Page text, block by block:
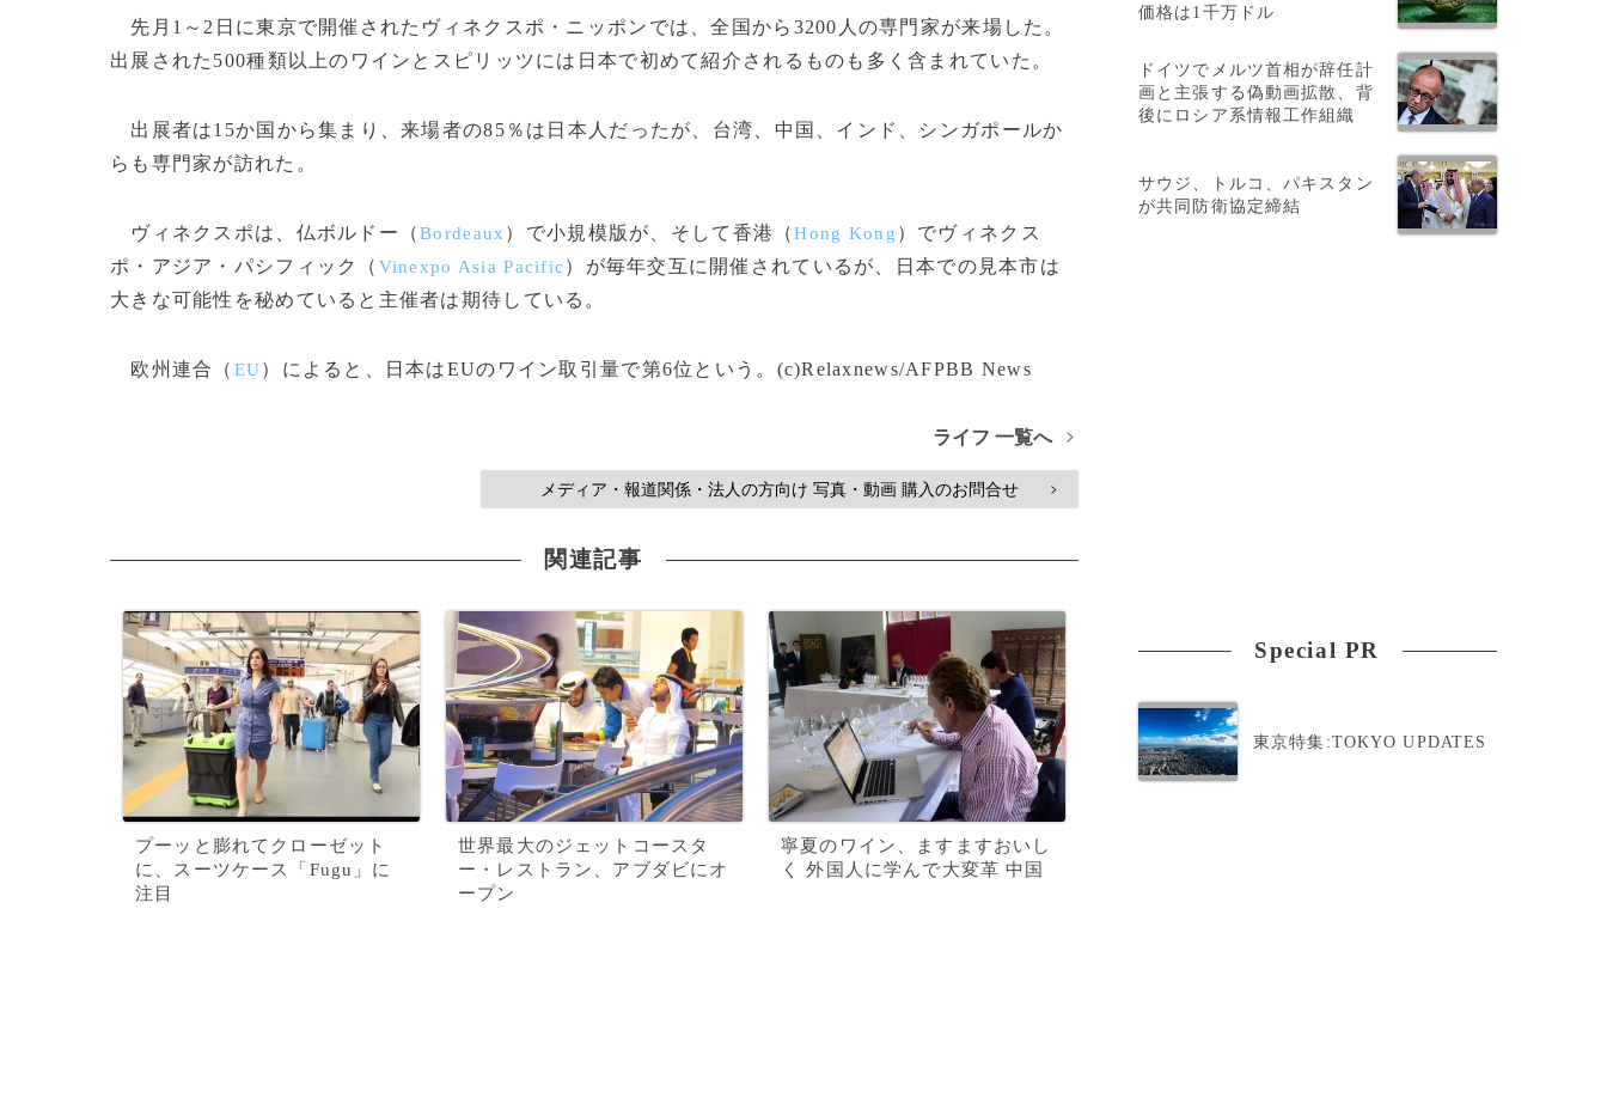
先月1～2日に東京で開催されたヴィネクスポ・ニッポンでは、全国から3200人の専門家が来場した。
出展された500種類以上のワインとスピリッツには日本で初めて紹介されるものも多く含まれていた。
出展者は15か国から集まり、来場者の85％は日本人だったが、台湾、中国、インド、シンガポールか
らも専門家が訪れた。
ヴィネクスポは、仏ボルドー（Bordeaux ）で小規模版が、そして香港（Hong Kong ）でヴィネクス
ポ・アジア・パシフィック（ Vinexpo Asia Pacific ）が毎年交互に開催されているが、日本での見本市は
大きな可能性を秘めていると主催者は期待している。
欧州連合（ EU）によると、日本はEUのワイン取引量で第6位という。(c)Relaxnews/AFPBB News
ライフ 一覧へ >
メディア・報道関係・法人の方向け 写真・動画 購入のお問合せ >
関連記事
プーッと膨れてクローゼット
に、スーツケース「Fugu」に
注目
世界最大のジェットコースタ
ー・レストラン、アブダビにオ
ープン
寧夏のワイン、ますますおいし
く 外国人に学んで大変革 中国
価格は1千万ドル
ドイツでメルツ首相が辞任計
画と主張する偽動画拡散、背
後にロシア系情報工作組織
サウジ、トルコ、パキスタン
が共同防衛協定締結
Special PR
東京特集:TOKYO UPDATES